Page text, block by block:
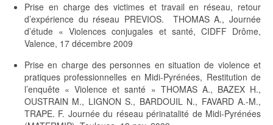
Prise en charge des victimes et travail en réseau, retour
d’expérience du réseau PREVIOS. THOMAS A., Journée
d’étude « Violences conjugales et santé, CIDFF Drôme,
Valence, 17 décembre 2009
Prise en charge des personnes en situation de violence et
pratiques professionnelles en Midi-Pyrénées, Restitution de
l’enquête « Violence et santé » THOMAS A., BAZEX H.,
OUSTRAIN M., LIGNON S., BARDOUIL N., FAVARD A.-M.,
TRAPE. F. Journée du réseau périnatalité de Midi-Pyrénées